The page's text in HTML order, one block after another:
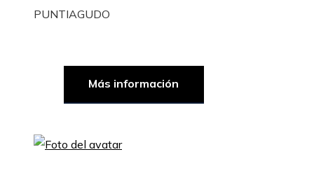
PUNTIAGUDO
Más información